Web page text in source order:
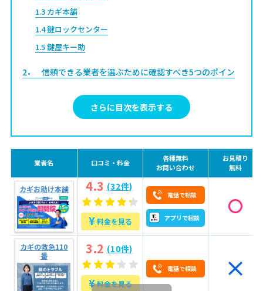
1.3カギ本舗
1.4鍵ロックセンター
1.5鍵屋キー助
2
信頼できる業者を選ぶために確認すべき5つのポイン
料金提示内容
2.4アフターサポート内容
2.5口コミ・評判
3
鍵開け・鍵交換・鍵修理の料金相場
4
【持ち家と賃貸で異なる】鍵業者への依頼注意点
5
鍵屋へ依頼～作業までの流れ
5.1STEP1 状況説明
5.2STEP2 現場到着前の準備
さらに目次を表示する
業者名 口コミ・料金
各種無料
お問い合わせ
お見積り
無料
カギお助け本舗 4.3 (32件)
¥料金を見る
電話で相談
アプリで相談
カギの救急110
番
3.2 (10件)
¥料金を見る
電話で相談